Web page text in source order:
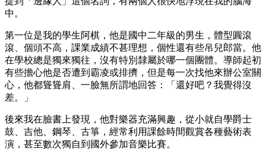
中。
第一位是我的學生阿棋，他是國中二年級的男生，體型圓滾
滾、個頭不高，課業成績不甚理想，個性還有些吊兒郎當。他
在學校總是獨來獨往，沒有特別隸屬於哪一個團體。導師起初
有些擔心他是否遭到霸凌或排擠，但是每一次找他來辦公室關
心，他都聳聳肩、一臉無所謂地回答：「還好吧？我覺得沒
差。」
後來我在臉書上發現，他對樂器充滿興趣，從小就自學爵士
鼓、吉他、鋼琴、古箏，經常利用課餘時間觀賞各種藝術表
演，甚至數次獨自到國外參加音樂比賽。